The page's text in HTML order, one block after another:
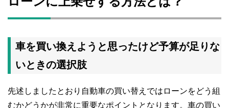
車を買い換えようと思ったけど予算が足りな
いときの選択肢
先述しましたとおり自動車の買い替えではローンをどう組
むかどうかが非常に重要なポイントとなります。車の買い